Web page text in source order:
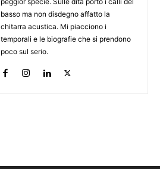
basso ma non disdegno affatto la
chitarra acustica. Mi piacciono i
temporali e le biografie che si prendono
poco sul serio.